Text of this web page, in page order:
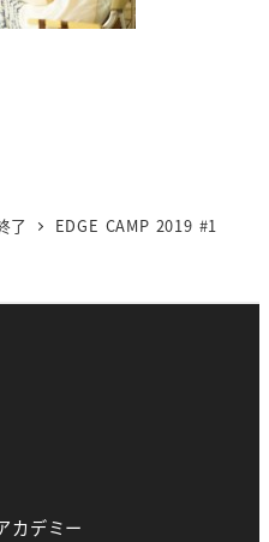
了 EDGE CAMP 2019 #1
カデミー